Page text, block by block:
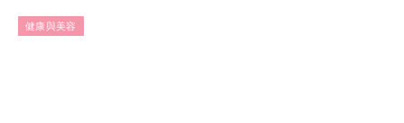
健康與美容